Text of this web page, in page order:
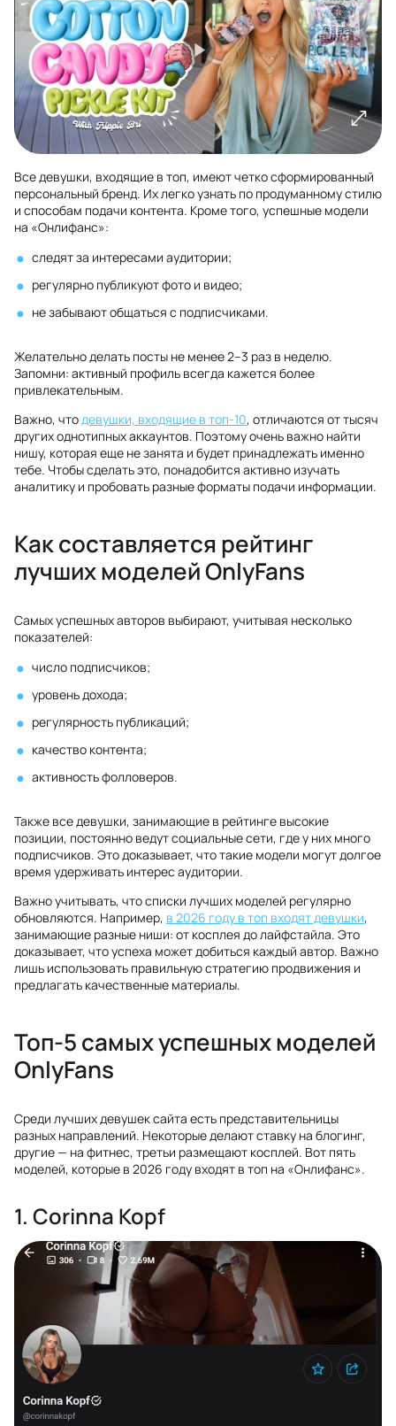
Все девушки, входящие в топ, имеют четко сформированный
персональный бренд. Их легко узнать по продуманному стилю
и способам подачи контента. Кроме того, успешные модели
на «Онлифанс»:
следят за интересами аудитории;
регулярно публикуют фото и видео;
не забывают общаться с подписчиками.
Желательно делать посты не менее 2–3 раз в неделю.
Запомни: активный профиль всегда кажется более
привлекательным.
Важно, чтодевушки, входящие в топ-10, отличаются от тысяч
других однотипных аккаунтов. Поэтому очень важно найти
нишу, которая еще не занята и будет принадлежать именно
тебе. Чтобы сделать это, понадобится активно изучать
аналитику и пробовать разные форматы подачи информации.
Как составляется рейтинг
лучших моделей OnlyFans
Самых успешных авторов выбирают, учитывая несколько
показателей:
число подписчиков;
уровень дохода;
регулярность публикаций;
качество контента;
активность фолловеров.
Также все девушки, занимающие в рейтинге высокие
позиции, постоянно ведут социальные сети, где у них много
подписчиков. Это доказывает, что такие модели могут долгое
время удерживать интерес аудитории.
Важно учитывать, что списки лучших моделей регулярно
обновляются. Например, в 2026 году в топ входят девушки,
занимающие разные ниши: от косплея до лайфстайла. Это
доказывает, что успеха может добиться каждый автор. Важно
лишь использовать правильную стратегию продвижения и
предлагать качественные материалы.
Топ-5 самых успешных моделей
OnlyFans
Среди лучших девушек сайта есть представительницы
разных направлений. Некоторые делают ставку на блогинг,
другие — на фитнес, третьи размещают косплей. Вот пять
моделей, которые в 2026 году входят в топ на «Онлифанс».
1. Corinna Kopf